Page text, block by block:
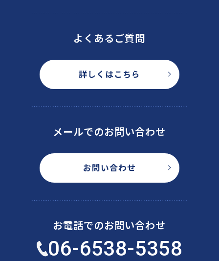
よくあるご質問
詳しくはこちら
メールでのお問い合わせ
お問い合わせ
お電話でのお問い合わせ
06-6538-5358